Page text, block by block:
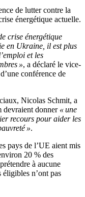
de lutter contre la
énergétique actuelle.
crise énergétique
en Ukraine, il est plus
et les
», a déclaré le vice-
conférence de
Nicolas Schmit, a
devraient donner« une
recours pour aider les
».
pays de l’UE aient mis
20 % des
à aucune
éligibles n’ont pas